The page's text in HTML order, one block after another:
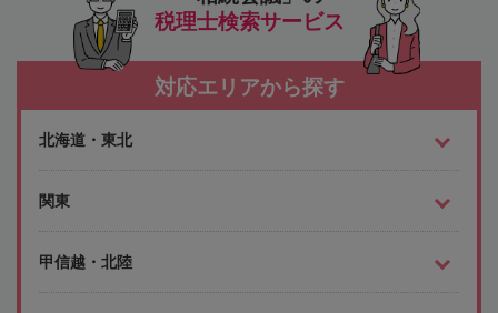
税理士検索サービス
対応エリアから探す
北海道・東北
関東
甲信越・北陸